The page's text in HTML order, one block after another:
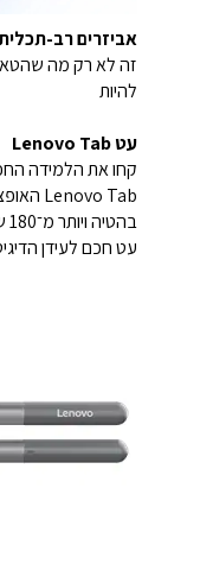
אביזרים רב-
זה לא רק מה
להיות
עט Lenovo Tab
קחו את הלמידה
עט חכם לעידן